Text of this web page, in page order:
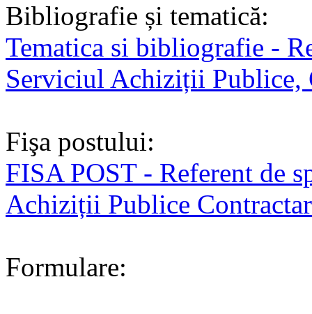
Bibliografie și tematică:
Tematica si bibliografie -
Serviciul Achiziții Publice,
Fişa postului:
FISA POST - Referent de
Achiziții Publice
Formulare: